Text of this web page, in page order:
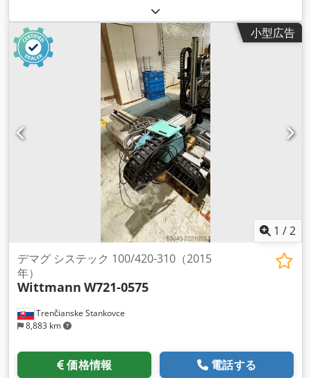
小型広告
1 /2
Trenčianske Stankovce
8,883 km
デマグ システック 100/420-310（2015
年）
Wittmann W721-0575
価格情報 電話する